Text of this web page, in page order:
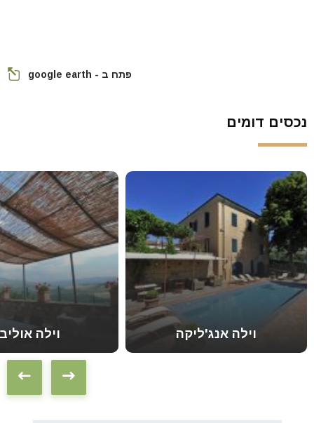
פתח ב - google earth
נכסים דומים
וילה אנג'ליקה וילה